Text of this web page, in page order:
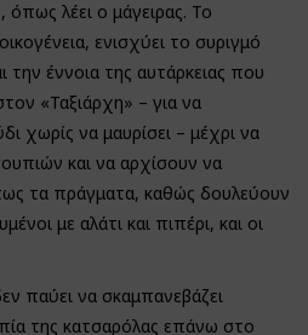
λέει ο μάγειρας. Το
ενισχύει το συριγμό
την έννοια της αυτάρκειας που
«Ταξιάρχη» – για να
χωρίς να μαυρίσει – μέχρι να
και να αρχίσουν να
τα πράγματα, καθώς δουλεύουν
με αλάτι και πιπέρι, και οι
παύει να σκαμπανεβάζει
της κατσαρόλας επάνω στο